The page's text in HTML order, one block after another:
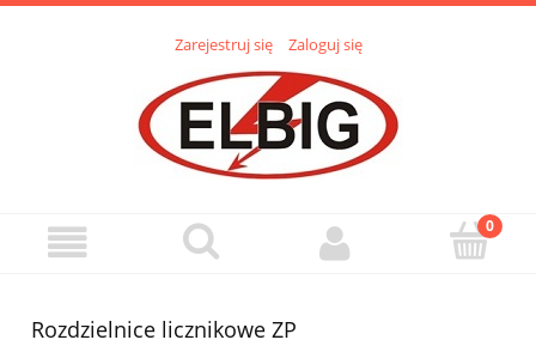
Zarejestruj się Zaloguj się
Rozdzielnice licznikowe ZP